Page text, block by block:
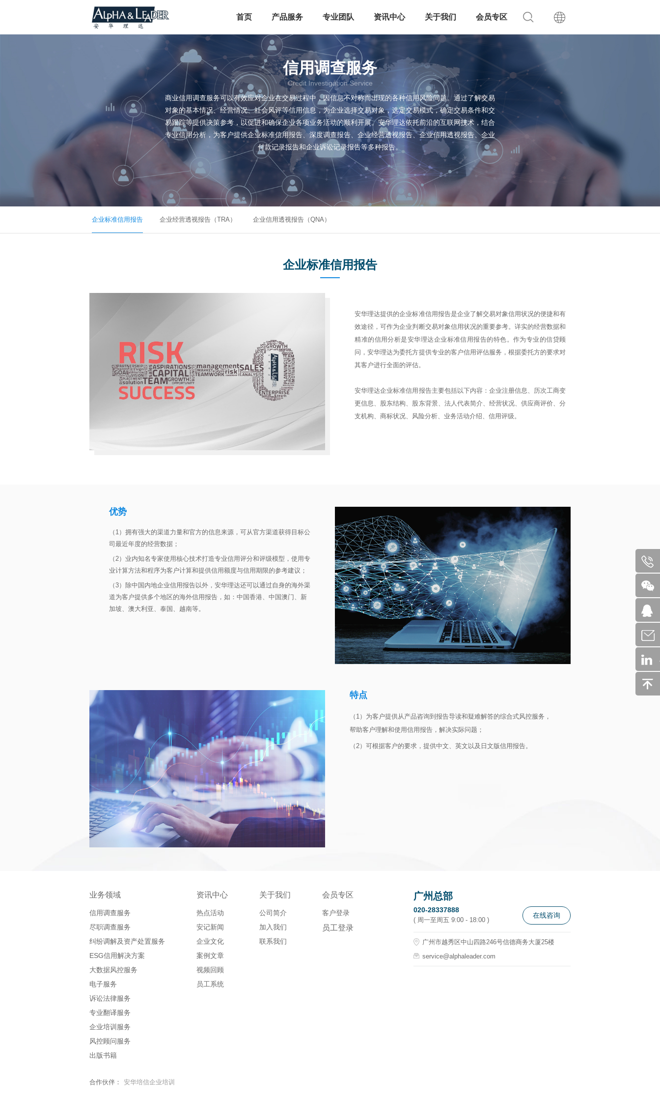
首页 产品服务 专业团队 资讯中心 关于我们 会员专区
信用调查服务
Credit Investigation Service
商业信用调查服务可以有效应对企业在交易过程中，因信息不对称而出现的各种信用风险问题。通过了解交易
对象的基本情况、经营情况、社会风评等信用信息，为企业选择交易对象，选定交易模式，确定交易条件和交
易跟踪等提供决策参考，以促进和确保企业各项业务活动的顺利开展。安华理达依托前沿的互联网技术，结合
专业信用分析，为客户提供企业标准信用报告、深度调查报告、企业经营透视报告、企业信用透视报告、企业
付款记录报告和企业诉讼记录报告等多种报告。
企业标准信用报告 企业经营透视报告（TRA） 企业信用透视报告（QNA）
企业标准信用报告
安华理达提供的企业标准信用报告是企业了解交易对象信用状况的便捷和有
效途径，可作为企业判断交易对象信用状况的重要参考。详实的经营数据和
精准的信用分析是安华理达企业标准信用报告的特色。作为专业的信贷顾
问，安华理达为委托方提供专业的客户信用评估服务，根据委托方的要求对
其客户进行全面的评估。
安华理达企业标准信用报告主要包括以下内容：企业注册信息、历次工商变
更信息、股东结构、股东背景、法人代表简介、经营状况、供应商评价、分
支机构、商标状况、风险分析、业务活动介绍、信用评级。
优势
（1）拥有强大的渠道力量和官方的信息来源，可从官方渠道获得目标公
司最近年度的经营数据；
（2）业内知名专家使用核心技术打造专业信用评分和评级模型，使用专
业计算方法和程序为客户计算和提供信用额度与信用期限的参考建议；
（3）除中国内地企业信用报告以外，安华理达还可以通过自身的海外渠
道为客户提供多个地区的海外信用报告，如：中国香港、中国澳门、新
加坡、澳大利亚、泰国、越南等。
特点
（1）为客户提供从产品咨询到报告导读和疑难解答的综合式风控服务，
帮助客户理解和使用信用报告，解决实际问题；
（2）可根据客户的要求，提供中文、英文以及日文版信用报告。
业务领域
信用调查服务
尽职调查服务
纠纷调解及资产处置服务
ESG信用解决方案
大数据风控服务
电子服务
诉讼法律服务
专业翻译服务
企业培训服务
风控顾问服务
出版书籍
资讯中心
热点活动
安记新闻
企业文化
案例文章
视频回顾
员工系统
关于我们
公司简介
加入我们
联系我们
会员专区
客户登录
员工登录
广州总部
020-28337888
( 周一至周五 9:00 - 18:00 )
在线咨询
广州市越秀区中山四路246号信德商务大厦25楼
service@alphaleader.com
合作伙伴： 安华培信企业培训